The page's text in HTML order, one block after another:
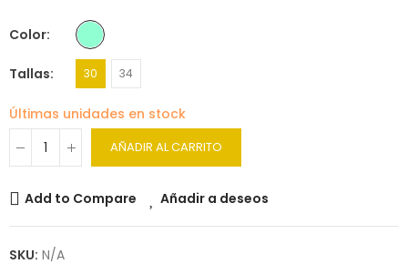
Color
Tallas 30 34
Últimas unidades en stock
AÑADIR AL CARRITO
Add to Compare Añadir a deseos
SKU: N/A